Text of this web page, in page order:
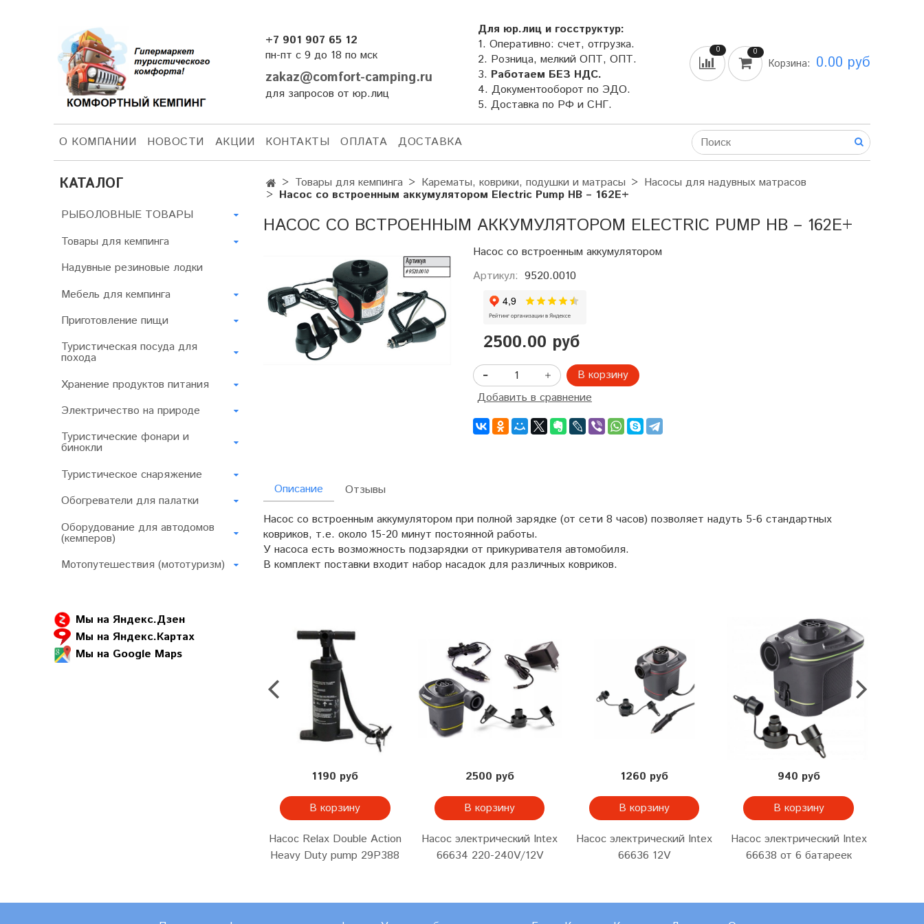
+7 901 907 65 12
пн-пт с 9 до 18 по мск
zakaz@comfort-camping.ru
для запросов от юр.лиц
Для юр.лиц и госструктур:
1. Оперативно: счет, отгрузка.
2. Розница, мелкий ОПТ, ОПТ.
3. Работаем БЕЗ НДС.
4. Документооборот по ЭДО.
5. Доставка по РФ и СНГ.
0 0
Корзина: 0.00 руб
О КОМПАНИИ НОВОСТИ АКЦИИ КОНТАКТЫ ОПЛАТА ДОСТАВКА
Товары для кемпинга Карематы, коврики, подушки и матрасы Насосы для надувных матрасов
Насос со встроенным аккумулятором Electric Pump HB – 162E+
НАСОС СО ВСТРОЕННЫМ АККУМУЛЯТОРОМ ELECTRIC PUMP HB – 162E+
Насос со встроенным аккумулятором
Артикул: 9520.0010
2500.00 руб
В корзину
Добавить в сравнение
Описание
Насос со встроенным аккумулятором при полной зарядке (от сети 8 часов) позволяет надуть 5-6 стандартных
ковриков, т.е. около 15-20 минут постоянной работы.
У насоса есть возможность подзарядки от прикуривателя автомобиля.
В комплект поставки входит набор насадок для различных ковриков.
Отзывы
1190 руб
В корзину
Насос Relax Double Action
Heavy Duty pump 29P388
2500 руб
В корзину
Насос электрический Intex
66634 220-240V/12V
1260 руб
В корзину
Насос электрический Intex
66636 12V
940 руб
В корзину
Насос электрический Intex
66638 от 6 батареек
КАТАЛОГ
РЫБОЛОВНЫЕ ТОВАРЫ
Товары для кемпинга
Надувные резиновые лодки
Мебель для кемпинга
Приготовление пищи
Туристическая посуда для
похода
Хранение продуктов питания
Электричество на природе
Туристические фонари и
бинокли
Туристическое снаряжение
Обогреватели для палатки
Оборудование для автодомов
(кемперов)
Мотопутешествия (мототуризм)
Мы на Яндекс.Дзен
Мы на Яндекс.Картах
Мы на Google Maps